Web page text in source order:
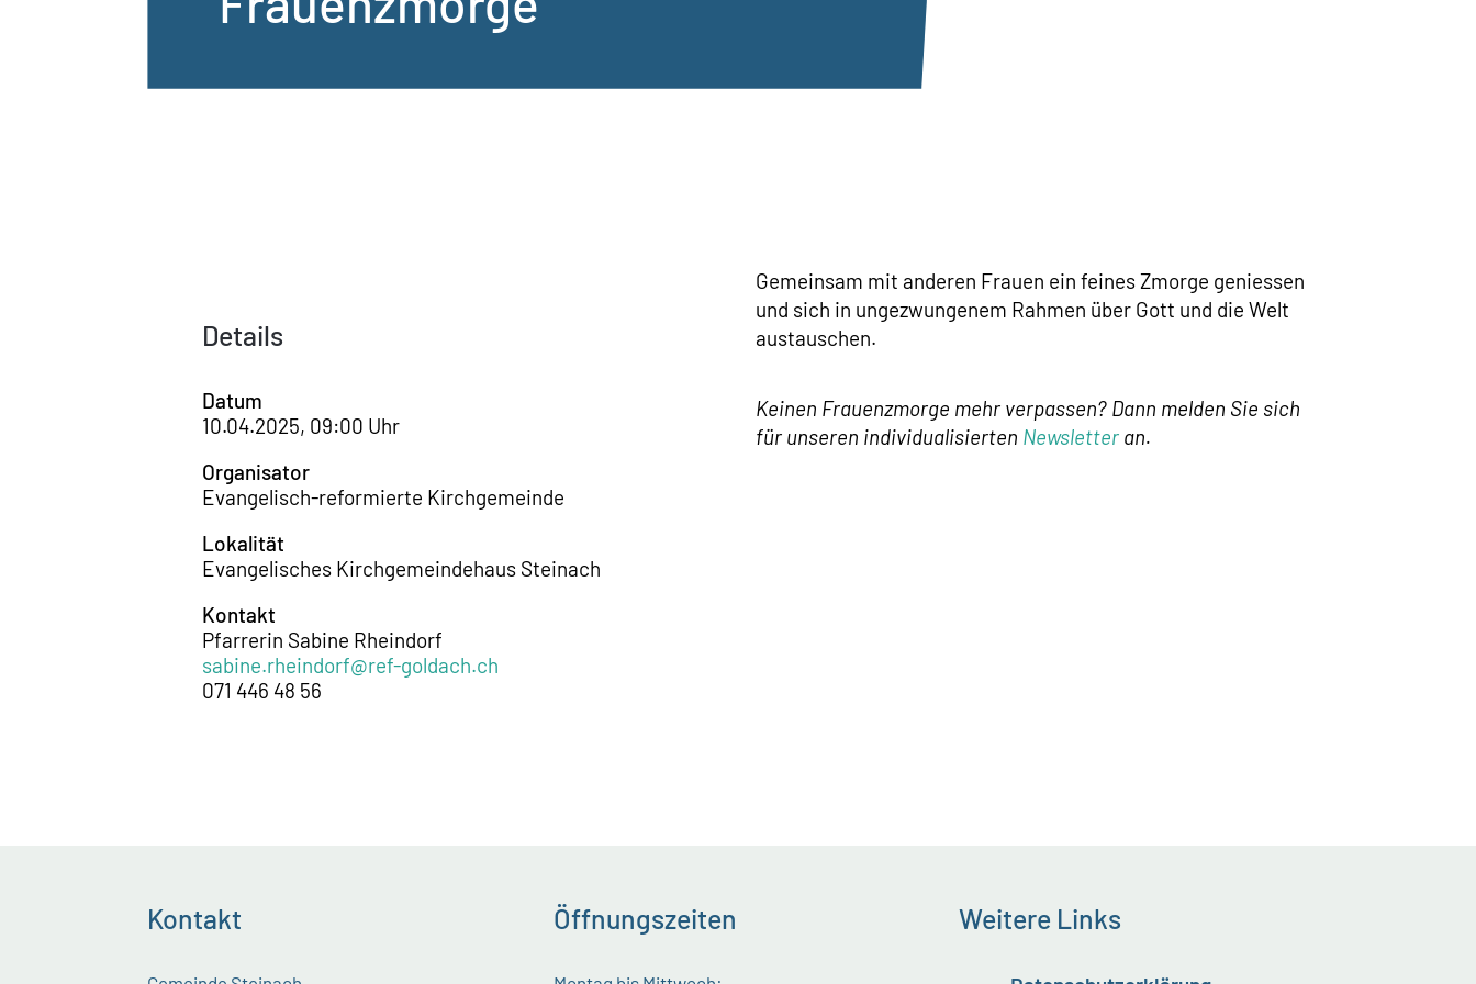
Details
Datum
10.04.2025, 09:00 Uhr
Organisator
Evangelisch-reformierte Kirchgemeinde
Lokalität
Evangelisches Kirchgemeindehaus Steinach
Kontakt
Pfarrerin Sabine Rheindorf
sabine.rheindorf@ref-goldach.ch
071 446 48 56
Gemeinsam mit anderen Frauen ein feines Zmorge geniessen
und sich in ungezwungenem Rahmen über Gott und die Welt
austauschen.
Keinen Frauenzmorge mehr verpassen? Dann melden Sie sich
für unseren individualisierten Newsletter an.
Kontakt Öffnungszeiten Weitere Links